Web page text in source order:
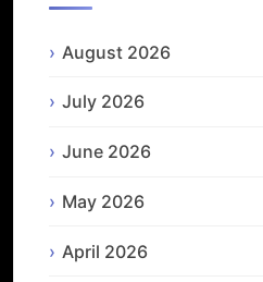
August 2026
July 2026
June 2026
May 2026
April 2026